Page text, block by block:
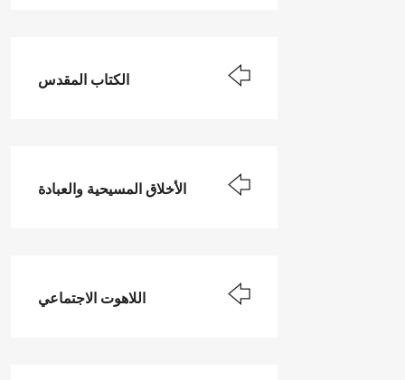
الكتاب المقدس
الأخلاق المسيحية والعبادة
اللاهوت الاجتماعي